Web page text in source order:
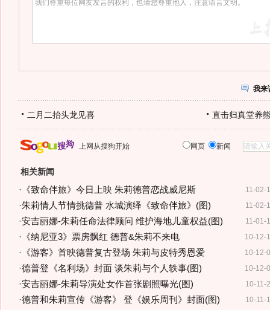
我来
二月二抬头龙见喜 直击归真堂养
上网从搜狗开始 网页 新闻
相关新闻
11-02-
· 《致命伴旅》今日上映 朱莉德普恋战威尼斯
11-02-
·朱莉情人节情挑德普 水城演绎《致命伴旅》(图)
11-01-
·安吉丽娜-朱莉任命法律顾问 维护海地儿童权益(图)
10-12-
· 《纳尼亚3》票房飘红 德普&朱莉不来电
10-12-
· 《游客》首映德普复古登场 朱莉与皮特秀恩爱
10-12-
·德普登《名利场》封面 谈朱莉与个人轶事(图)
10-11-
·安吉丽娜-朱莉导演处女作首张剧照曝光(图)
10-11-
·德普和朱莉宣传《游客》 登《娱乐周刊》封面(图)